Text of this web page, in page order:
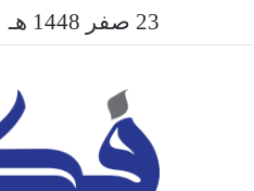
23 صفر 1448 هـ